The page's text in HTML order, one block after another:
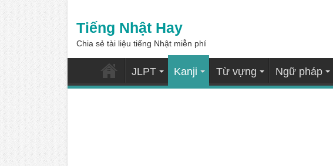
Tiếng Nhật Hay
Chia sẻ tài liệu tiếng Nhật miễn phí
JLPT Kanji Từ vựng Ngữ pháp